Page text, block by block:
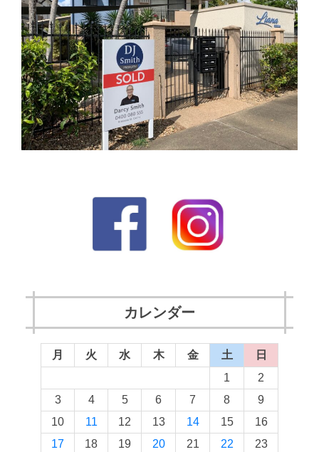
カレンダー
月 火 水 木 金 土
日
1
2
3
4 5 6 7 8
9
10
11 12 13 14 15
16
17
18 19 20 21 22
23